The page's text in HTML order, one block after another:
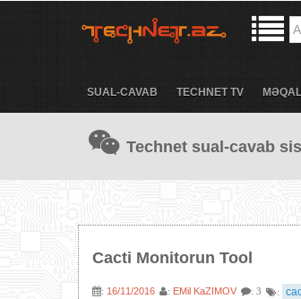
SUAL-CAVAB TECHNET TV
Technet sual-cavab
Cacti Monitorun Tool
: 16/11/2016 : EMil KaZIMOV : 3 :